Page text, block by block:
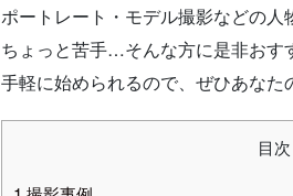
ポートレート・モデル撮影などの
ちょっと苦手…そんな方に是非おす
手軽に始められるので、ぜひあなた
目次